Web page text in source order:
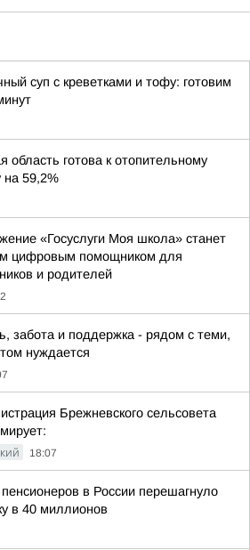
суп с креветками и тофу: готовим
область готова к отопительному
на 59,2%
«Госуслуги Моя школа» станет
цифровым помощником для
и родителей
забота и поддержка - рядом с теми,
нуждается
Брежневского сельсовета
18:07
в России перешагнуло
в 40 миллионов